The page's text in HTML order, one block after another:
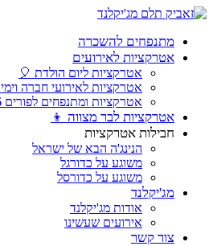
מתנפחים להשכרה
אטרקציות לאירועים
אטרקציות ליום הולדת 🎈
אטרקציות לאירועי חברה וימי כיף
אטרקציות ומתנפחים לפורים 2026
אטרקציות לבר מצווה 👦
חבילות אטרקציות
הנינג'ה הבא של ישראל
משוגע על כדורגל
משוגע על כדורסל
מג'יקלנד
אודות מג'יקלנד
אירועים שעשינו
צור קשר